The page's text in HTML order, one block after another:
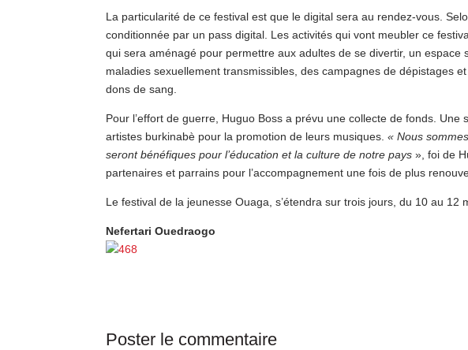
La particularité de ce festival est que le digital sera au rendez-vous.
conditionnée par un pass digital. Les activités qui vont meubler ce
qui sera aménagé pour permettre aux adultes de se divertir, un espace
maladies sexuellement transmissibles, des campagnes de dépistages
dons de sang.
Pour l’effort de guerre, Huguo Boss a prévu une collecte de fonds. Une
artistes burkinabè pour la promotion de leurs musiques.« Nous
seront bénéfiques pour l’éducation et la culture de notre pays », foi de
partenaires et parrains pour l’accompagnement une fois de plus
Le festival de la jeunesse Ouaga, s’étendra sur trois jours, du 10 au 12
Nefertari Ouedraogo
Poster le commentaire